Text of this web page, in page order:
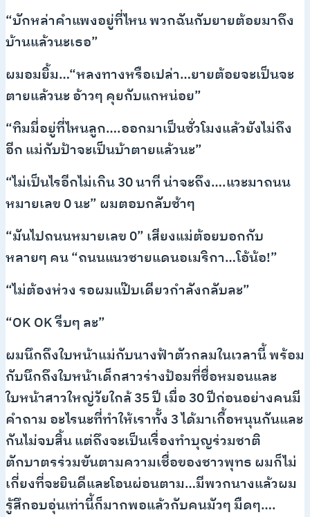
“บักหล่าคำแพงอยู่ที่ไหน พวกฉันกับยายต้อยมาถึง
บ้านแล้วนะเธอ”
ผมอมยิ้ม…“หลงทางหรือเปล่า…ยายต้อยจะเป็นจะ
ตายแล้วนะ อ้าวๆ คุยกับแกหน่อย”
“ทิมมี่อยู่ที่ไหนลูก….ออกมาเป็นชั่วโมงแล้วยังไม่ถึง
อีก แม่กับป้าจะเป็นบ้าตายแล้วนะ”
“ไม่เป็นไรอีกไม่เกิน 30 นาที น่าจะถึง….แวะมาถนน
หมายเลข 0 นะ” ผมตอบกลับช้าๆ
“มันไปถนนหมายเลข 0” เสียงแม่ต้อยบอกกับ
หลายๆ คน “ถนนแนวชายแดนอเมริกา…โอ้น้อ!”
“ไม่ต้องห่วง รอผมแป๊บเดียวกำลังกลับละ”
“OK OK รีบๆ ละ”
ผมนึกถึงใบหน้าแม่กับนางฟ้าตัวกลมในเวลานี้ พร้อม
กับนึกถึงใบหน้าเด็กสาวร่างป้อมที่ชื่อหมอนและ
ใบหน้าสาวใหญ่วัยใกล้ 35 ปี เมื่อ 30 ปีก่อนอย่างคนมี
คำถาม อะไรนะที่ทำให้เราทั้ง 3 ได้มาเกื้อหนุนกันและ
กันไม่จบสิ้น แต่ถึงจะเป็นเรื่องทำบุญร่วมชาติ
ตักบาตรร่วมขันตามความเชื่อของชาวพุทธ ผมก็ไม่
เกี่ยงที่จะยินดีและโอนผ่อนตาม…มีพวกนางแล้วผม
รู้สึกอบอุ่นเท่านี้ก็มากพอแล้วกับคนมัวๆ มืดๆ….